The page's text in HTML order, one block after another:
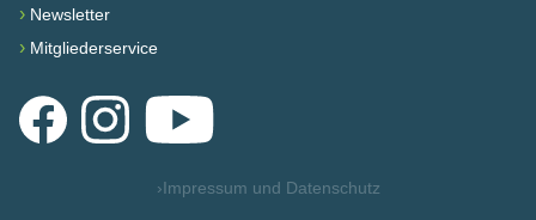
› Newsletter
› Mitgliederservice
FacebookInstagramYouTube
›Impressum und Datenschutz